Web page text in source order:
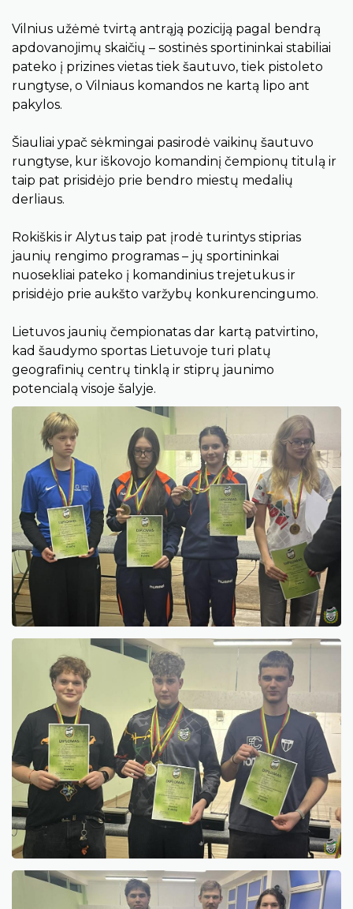
Vilnius užėmė tvirtą antrąją poziciją pagal bendrą
apdovanojimų skaičių – sostinės sportininkai stabiliai
pateko į prizines vietas tiek šautuvo, tiek pistoleto
rungtyse, o Vilniaus komandos ne kartą lipo ant
pakylos.
Šiauliai ypač sėkmingai pasirodė vaikinų šautuvo
rungtyse, kur iškovojo komandinį čempionų titulą ir
taip pat prisidėjo prie bendro miestų medalių
derliaus.
Rokiškis ir Alytus taip pat įrodė turintys stiprias
jaunių rengimo programas – jų sportininkai
nuosekliai pateko į komandinius trejetukus ir
prisidėjo prie aukšto varžybų konkurencingumo.
Lietuvos jaunių čempionatas dar kartą patvirtino,
kad šaudymo sportas Lietuvoje turi platų
geografinių centrų tinklą ir stiprų jaunimo
potencialą visoje šalyje.